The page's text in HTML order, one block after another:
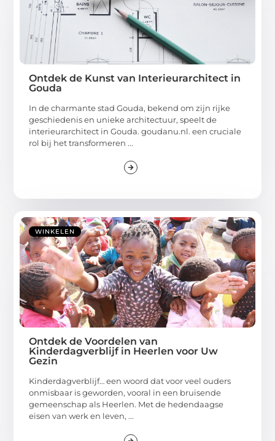
Ontdek de Kunst van Interieurarchitect in
Gouda
In de charmante stad Gouda, bekend om zijn rijke
geschiedenis en unieke architectuur, speelt de
interieurarchitect in Gouda. goudanu.nl. een cruciale
rol bij het transformeren ...
WINKELEN
Ontdek de Voordelen van
Kinderdagverblijf in Heerlen voor Uw
Gezin
Kinderdagverblijf… een woord dat voor veel ouders
onmisbaar is geworden, vooral in een bruisende
gemeenschap als Heerlen. Met de hedendaagse
eisen van werk en leven, ...